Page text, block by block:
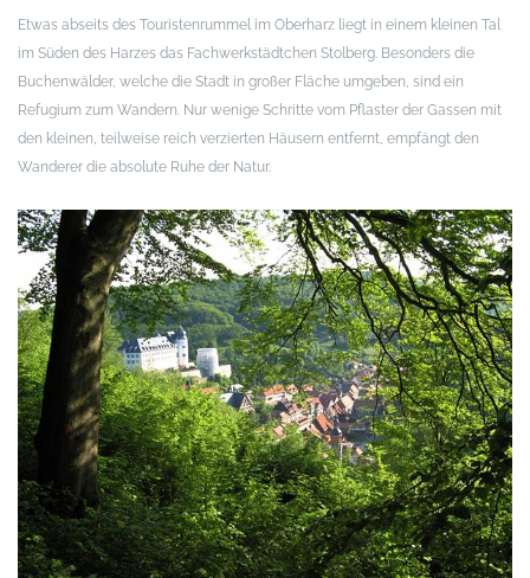
Etwas abseits des Touristenrummel im Oberharz liegt in einem kleinen Tal
im Süden des Harzes das Fachwerkstädtchen Stolberg. Besonders die
Buchenwälder, welche die Stadt in großer Fläche umgeben, sind ein
Refugium zum Wandern. Nur wenige Schritte vom Pflaster der Gassen mit
den kleinen, teilweise reich verzierten Häusern entfernt, empfängt den
Wanderer die absolute Ruhe der Natur.